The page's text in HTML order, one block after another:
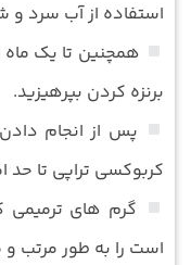
استفاده از آب سرد
همچنین تا یک ماه
برنزه کردن بپرهیزید.
پس از انجام
کربوکسی تراپی تا
گرم های
است را به طور مرتب و